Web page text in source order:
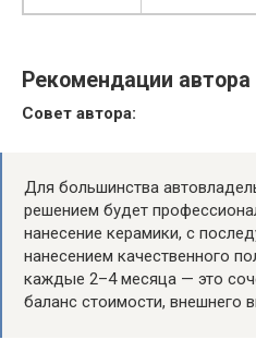
Рекомендации автора
Совет автора:
Для большинства
решением будет
нанесение керамики, с
нанесением качественного
каждые 2–4 месяца — это
баланс стоимости, внешнего